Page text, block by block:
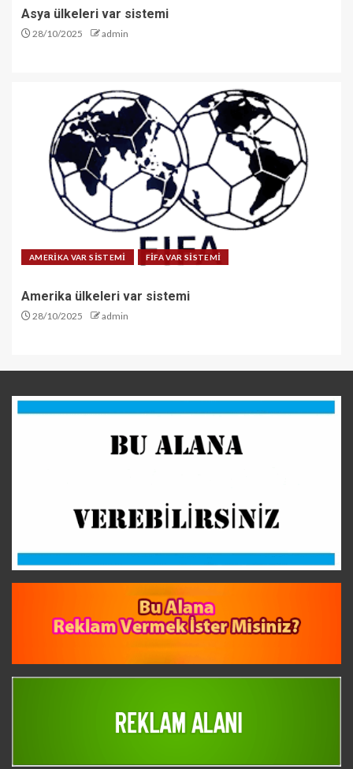
Asya ülkeleri var sistemi
28/10/2025 admin
AMERİKA VAR SİSTEMİ FİFA VAR SİSTEMİ
Amerika ülkeleri var sistemi
28/10/2025 admin